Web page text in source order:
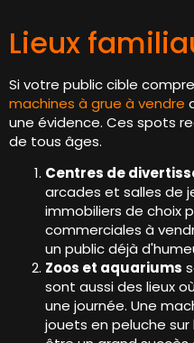
Lieux
Si votre public cible
machines à grue à vendre
une évidence. Ces spots
de tous âges.
Centres de
arcades et salles de
immobiliers de choix
commerciales à
un public déjà
Zoos et aquariums
sont aussi des lieux
une journée. Une
jouets en peluche